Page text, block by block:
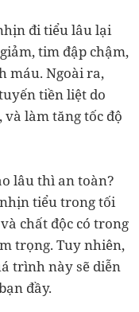
đi tiểu lâu lại
tim đập chậm,
máu. Ngoài ra,
tiền liệt do
làm tăng tốc độ
lâu thì an toàn?
tiểu trong tối
chất độc có trong
trọng. Tuy nhiên,
trình này sẽ diễn
đầy.